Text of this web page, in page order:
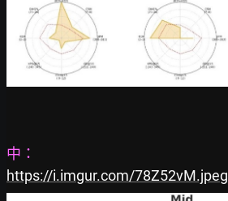
中：
https://i.imgur.com/78Z52vM.jpeg